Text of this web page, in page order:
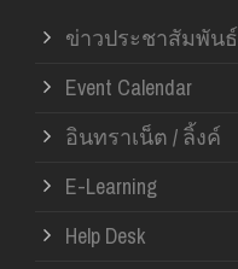
ข่าวประชาสัมพันธ์
Event Calendar
อินทราเน็ต / ลิ้งค์
E-Learning
Help Desk